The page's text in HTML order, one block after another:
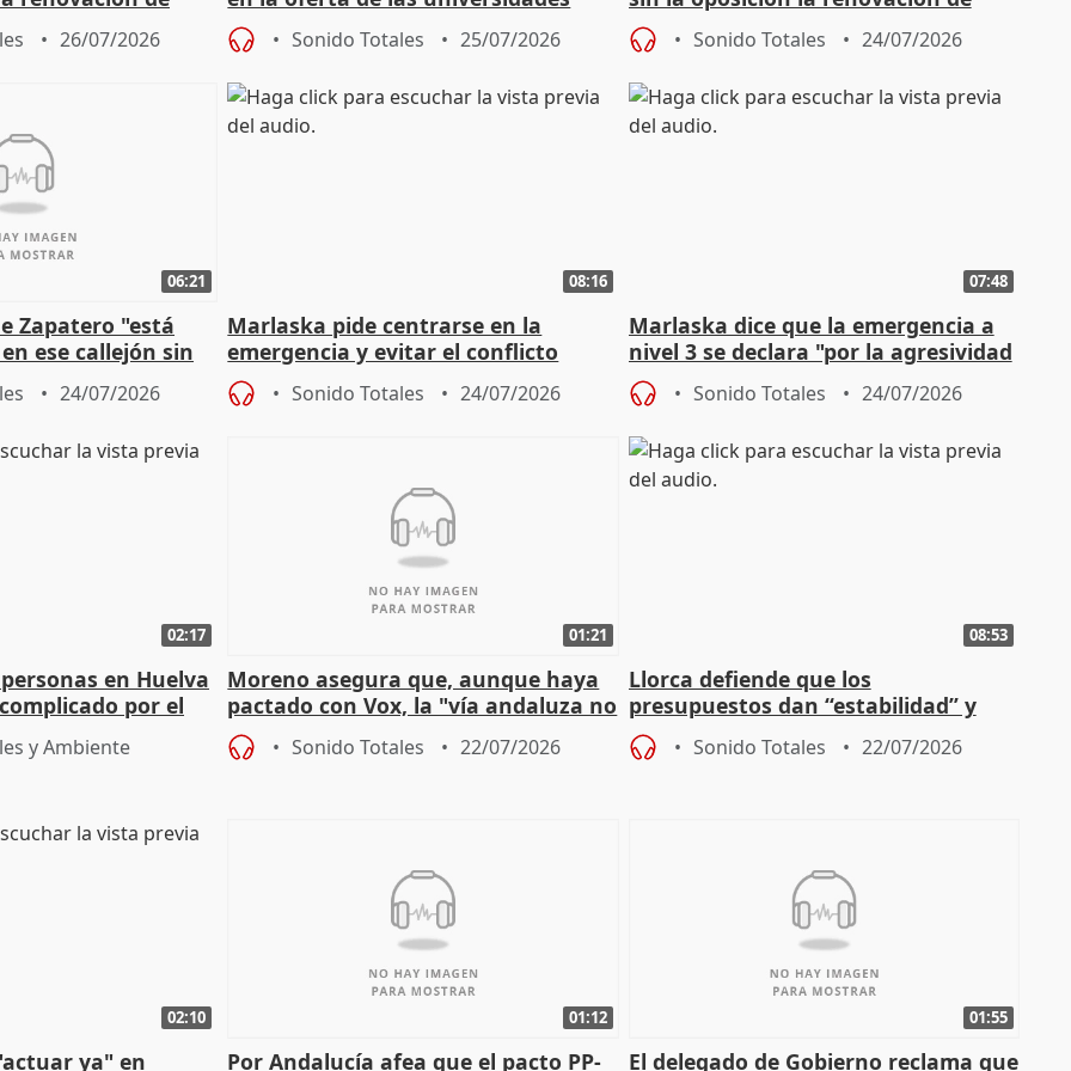
26/07/2026
privadas
Sonido Totales 25/07/2026
órganos como el Defensor
Sonido Totales 24/07/2026
06:21
Zapatero "está
ese callejón sin
24/07/2026
08:16
Marlaska pide centrarse en la
emergencia y evitar el conflicto
político
Sonido Totales 24/07/2026
07:48
Marlaska dice que la emergencia a
nivel 3 se declara "por la agresividad
de los incendios"
Sonido Totales 24/07/2026
02:17
en Huelva
por el
y Ambiente
01:21
Moreno asegura que, aunque haya
pactado con Vox, la "vía andaluza no
ha muerto" ni él va a "cambiar"
Sonido Totales 22/07/2026
08:53
Llorca defiende que los
presupuestos dan “estabilidad” y
dice que no ha hablado con Feijóo
Sonido Totales 22/07/2026
02:10
ya" en
01:12
Por Andalucía afea que el pacto PP-
01:55
El delegado de Gobierno reclama que